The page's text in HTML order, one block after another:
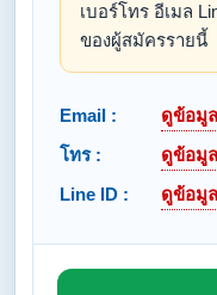
เบอร์โทร อีเมล
ของผู้สมัครรายนี้
Email :
ดูข้อมู
โทร :
ดูข้อมู
Line ID :
ดูข้อมู